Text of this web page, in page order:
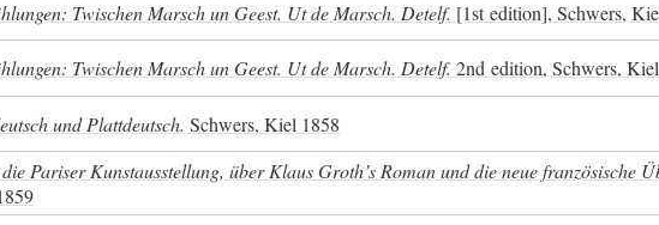
Twischen Marsch un Geest. Ut de Marsch. Detelf. [1st edition], Schwers,
Twischen Marsch un Geest. Ut de Marsch. Detelf. 2nd edition, Schwers,
und Plattdeutsch. Schwers, Kiel 1858
Pariser Kunstausstellung, über Klaus Groth’s Roman und die neue französische